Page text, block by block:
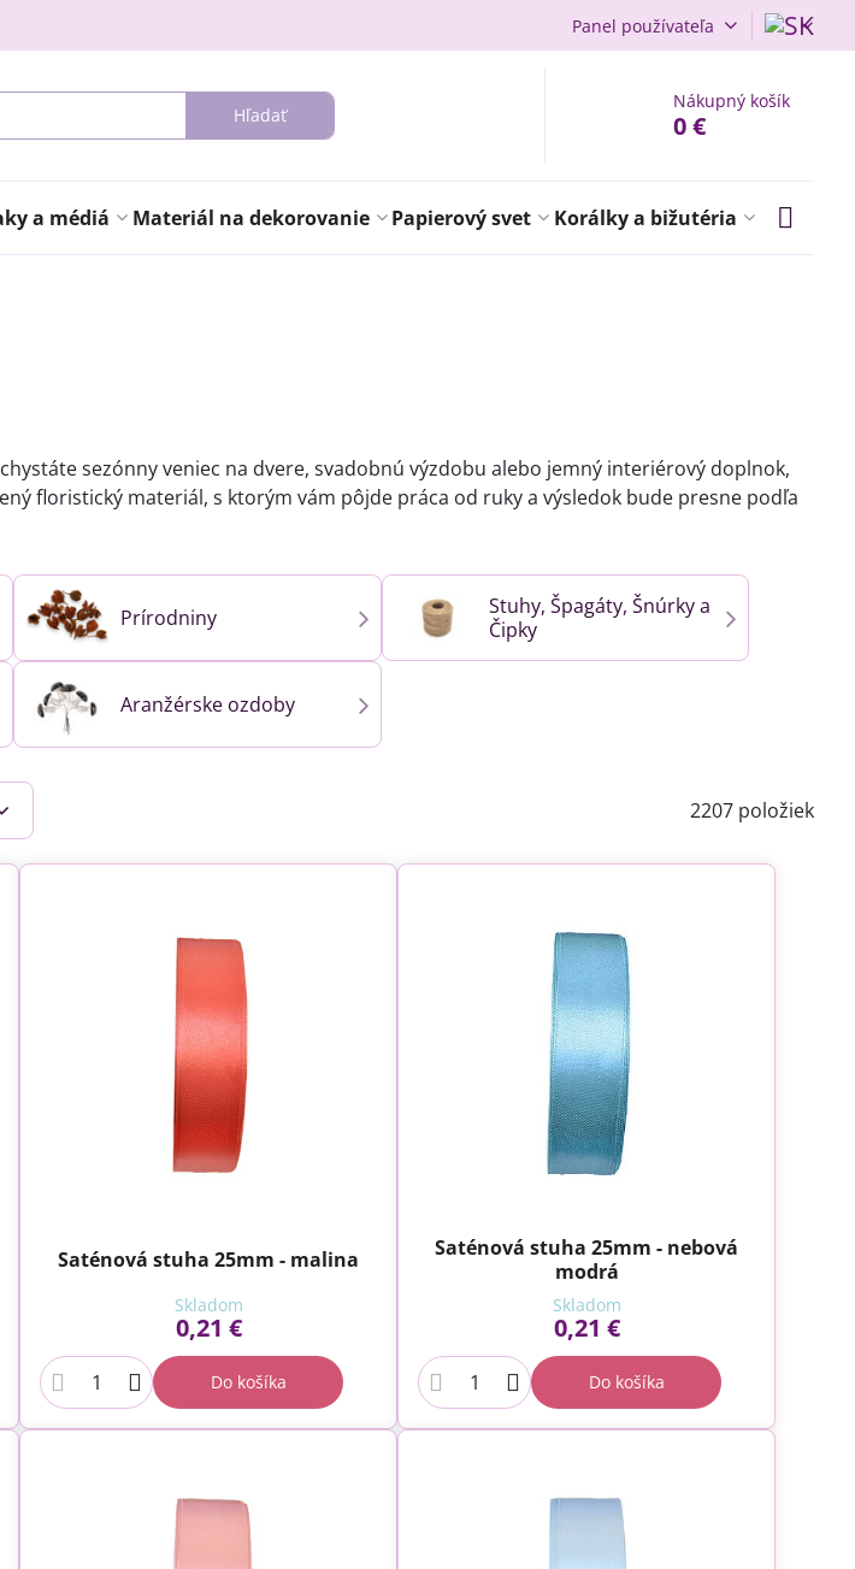
Panel používateľa
Hľadať
Nákupný košík
0 €
a médiá Materiál na dekorovanie Papierový svet Korálky a bižutéria
sezónny veniec na dvere, svadobnú výzdobu alebo jemný interiérový doplnok,
floristický materiál, s ktorým vám pôjde práca od ruky a výsledok bude presne podľa
Prírodniny
Stuhy, Špagáty, Šnúrky a
Čipky
Aranžérske ozdoby
2207 položiek
Saténová stuha 25mm - malina
Skladom
0,21 €
Do košíka
Saténová stuha 25mm - nebová
modrá
Skladom
0,21 €
Do košíka